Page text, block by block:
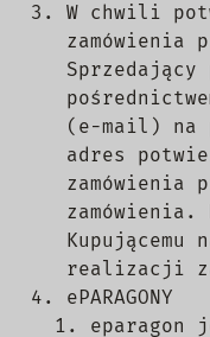
W chwili
zamówienia
Sprzedający
(e-mail) na
adres
zamówienia
zamówienia.
Kupującemu
realizacji
ePARAGONY
eparagon